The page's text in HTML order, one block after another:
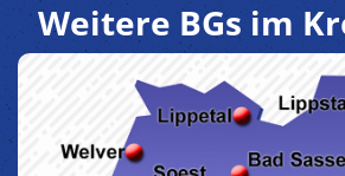
Weitere BGs im